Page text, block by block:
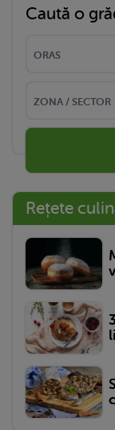
Caută o
Rețete